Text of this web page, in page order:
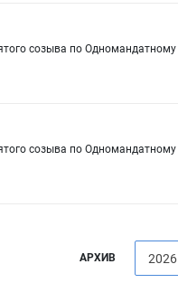
созыва по Одномандатному
созыва по Одномандатному
АРХИВ 2026